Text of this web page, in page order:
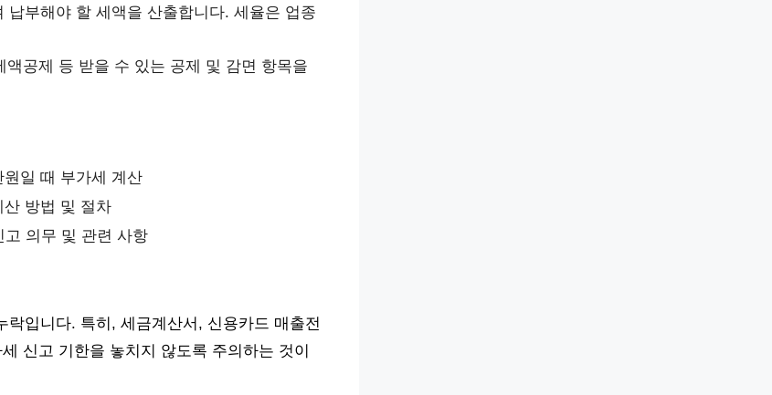
납부해야 할 세액을 산출합니다. 세율은 업종
액공제 등 받을 수 있는 공제 및 감면 항목을
일 때 부가세 계산
방법 및 절차
의무 및 관련 사항
입니다. 특히, 세금계산서, 신용카드 매출전
신고 기한을 놓치지 않도록 주의하는 것이